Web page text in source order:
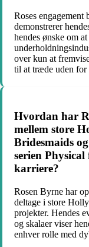
Roses engagement
demonstrerer
hendes ønske om
over kun at
til at træde uden for
Hvordan har
mellem store
Bridesmaids
serien
karriere?
Rosen Byrne har
deltage i store
projekter. Hendes
og skalaer viser
enhver rolle med